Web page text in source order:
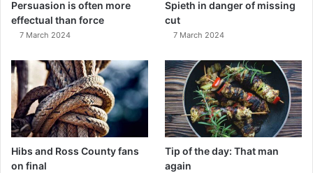
Persuasion is often more
effectual than force
7 March 2024
Spieth in danger of missing
cut
7 March 2024
Hibs and Ross County fans
on final
Tip of the day: That man
again